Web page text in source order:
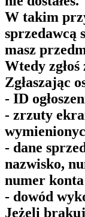
W takim
sprzedawcą
masz
Wtedy
Zgłaszając
- ID
- zrzuty
- dane
nazwisko,
numer
- dowód
Jeżeli